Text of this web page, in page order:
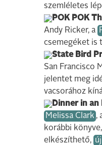
szemléletes
POK POK
Andy Ricker, a
csemegéket is
State Bird
San Francisco
jelentet meg
vacsorához
Dinner in
Melissa Clark ,
korábbi
elkészíthető,